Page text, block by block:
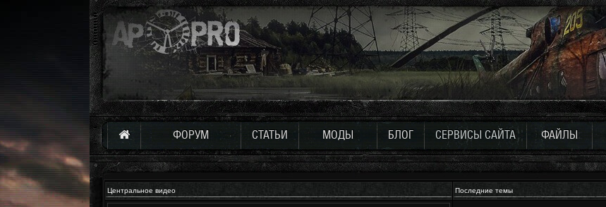
ФОРУМ СТАТЬИ МОДЫ БЛОГ СЕРВИСЫ САЙТА ФАЙЛЫ
Центральное видео Последние темы